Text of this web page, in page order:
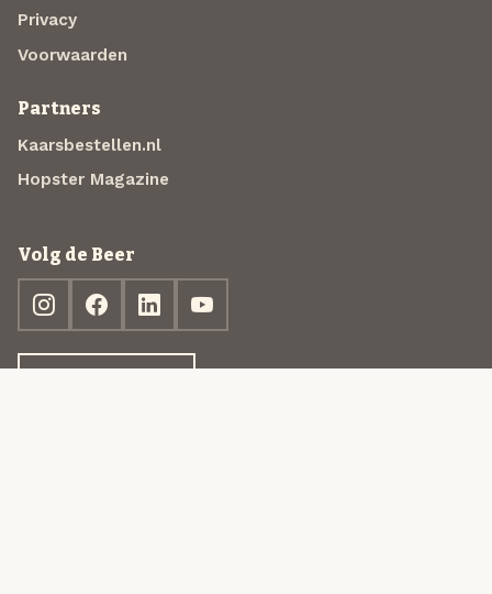
Privacy
Voorwaarden
Partners
Kaarsbestellen.nl
Hopster Magazine
Volg de Beer